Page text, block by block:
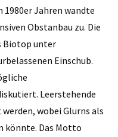
1980er Jahren wandte
Obstanbau zu. Die
Biotop unter
Einschub.
Leerstehende
wobei Glurns als
könnte. Das Motto